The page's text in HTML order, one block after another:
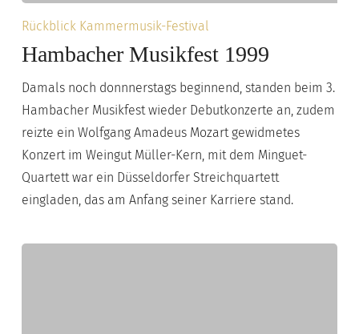
Hambacher
Musikfest
Rückblick Kammermusik-Festival
Hambacher Musikfest 1999
Damals noch donnnerstags beginnend, standen beim 3.
Hambacher Musikfest wieder Debutkonzerte an, zudem
reizte ein Wolfgang Amadeus Mozart gewidmetes
Konzert im Weingut Müller-Kern, mit dem Minguet-
Quartett war ein Düsseldorfer Streichquartett
eingladen, das am Anfang seiner Karriere stand.